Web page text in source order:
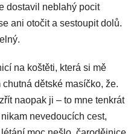
dostavil neblahý pocit
ani otočit a sestoupit dolů.
na koštěti, která si mě
dětské masíčko, že.
naopak ji – to mne tenkrát
nevedoucích cest,